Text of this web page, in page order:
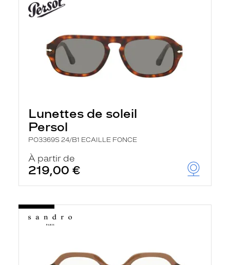
Lunettes de soleil
Persol
PO3369S 24/B1 ECAILLE FONCE
À partir de
219,00 €